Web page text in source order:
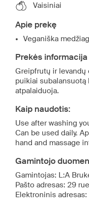
Vaisiniai
Apie prekę
Veganiška
Prekės informacija
Greipfrutų ir
puikiai
atpalaiduoja.
Kaip naudotis:
Use after washing
Can be used daily.
hand and massage
Gamintojo
Gamintojas: L:A
Pašto adresas: 29
Elektroninis